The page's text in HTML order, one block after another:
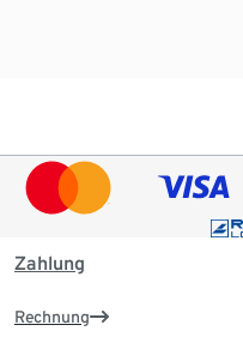
Zahlung
Rechnung